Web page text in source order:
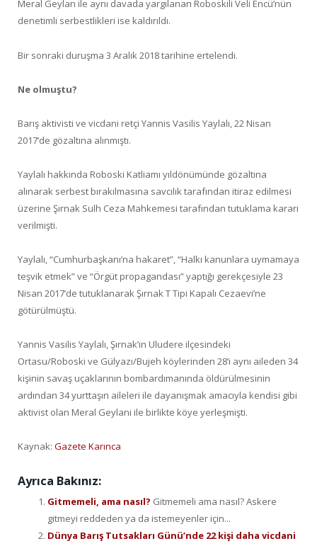
Meral Geylan ile aynı davada yargılanan Roboskili Veli Encü’nün
denetimli serbestlikleri ise kaldırıldı.
Bir sonraki duruşma 3 Aralık 2018 tarihine ertelendi.
Ne olmuştu?
Barış aktivisti ve vicdani retçi Yannis Vasilis Yaylalı, 22 Nisan
2017’de gözaltına alınmıştı.
Yaylalı hakkında Roboski Katliamı yıldönümünde gözaltına
alınarak serbest bırakılmasına savcılık tarafından itiraz edilmesi
üzerine Şırnak Sulh Ceza Mahkemesi tarafından tutuklama kararı
verilmişti.
Yaylalı, “Cumhurbaşkanı’na hakaret”, “Halkı kanunlara uymamaya
teşvik etmek” ve “Örgüt propagandası” yaptığı gerekçesiyle 23
Nisan 2017’de tutuklanarak Şırnak T Tipi Kapalı Cezaevi’ne
götürülmüştü.
Yannis Vasilis Yaylalı, Şırnak’ın Uludere ilçesindeki
Ortasu/Roboski ve Gülyazı/Bujeh köylerinden 28’i aynı aileden 34
kişinin savaş uçaklarının bombardımanında öldürülmesinin
ardından 34 yurttaşın aileleri ile dayanışmak amacıyla kendisi gibi
aktivist olan Meral Geylani ile birlikte köye yerleşmişti.
Kaynak: Gazete Karınca
Ayrıca Bakınız:
Gitmemeli, ama nasıl? Gitmemeli ama nasıl? Askere
gitmeyi reddeden ya da istemeyenler için...
Dünya Barış Tutsakları Günü’nde 22 kişi daha vicdani